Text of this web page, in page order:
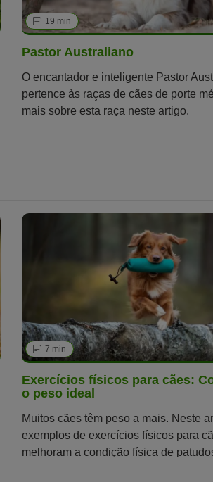
19 min
Pastor Australiano
O encantador e inteligente Pastor
pertence às raças de cães de porte
mais sobre esta raça neste artigo.
7 min
Exercícios físicos para cães:
o peso ideal
Muitos cães têm peso a mais. Neste
exemplos de exercícios físicos para
melhoram a condição física de